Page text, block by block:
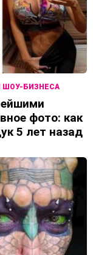
ШОУ-БИЗНЕСА
фото: как
5 лет назад